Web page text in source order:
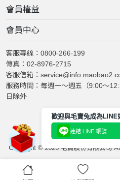
客服專線：0800-266-199
傳真：02-8976-2715
客服信箱：
服務時間：每週一～週五（9:00～
日除外
會員權益
會員中心
Copyright © 2026 毛寶股份有限公司
歡迎與毛寶兔成為LINE
連結 LINE 帳號